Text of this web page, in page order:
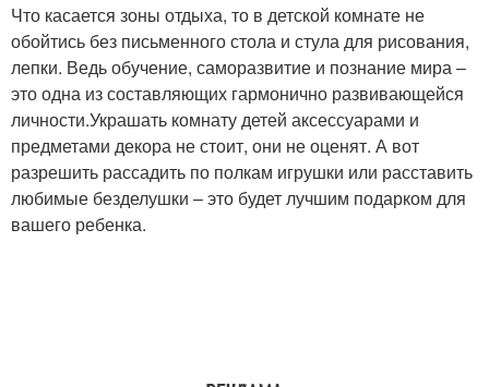
Что касается зоны отдыха, то в детской комнате не
обойтись без письменного стола и стула для рисования,
лепки. Ведь обучение, саморазвитие и познание мира –
это одна из составляющих гармонично развивающейся
личности.Украшать комнату детей аксессуарами и
предметами декора не стоит, они не оценят. А вот
разрешить рассадить по полкам игрушки или расставить
любимые безделушки – это будет лучшим подарком для
вашего ребенка.